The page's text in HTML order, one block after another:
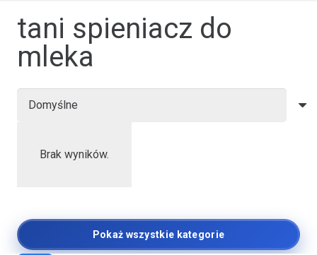
Pokaż wszystkie kategorie
tani spieniacz do
mleka
Brak wyników.